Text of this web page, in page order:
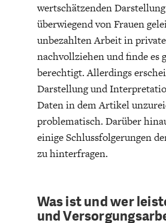
ENERGIE &
wertschätzenden
überwiegend von Frauen
unbezahlten Arbeit in
nachvollziehen und finde es
berechtigt. Allerdings
Darstellung und
Daten in dem Artikel
problematisch. Darüber
einige Schlussfolgerungen
zu hinterfragen.
Was ist und wer
und